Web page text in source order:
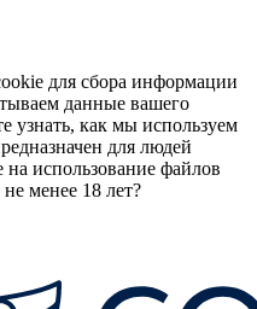
для сбора информации
данные вашего
узнать, как мы используем
для людей
на использование файлов
менее 18 лет?